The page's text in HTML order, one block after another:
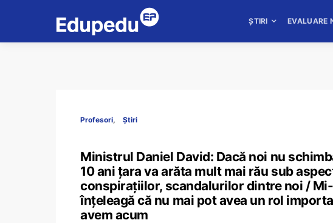
ȘTIRI EVALUARE
Profesori Știri
Ministrul Daniel David: Dacă noi nu
10 ani țara va arăta mult mai rău sub
conspirațiilor, scandalurilor dintre noi /
înțeleagă că nu mai pot avea un rol
avem acum